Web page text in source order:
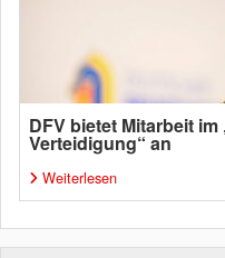
DFV bietet Mitarbeit
Verteidigung“ an
Weiterlesen